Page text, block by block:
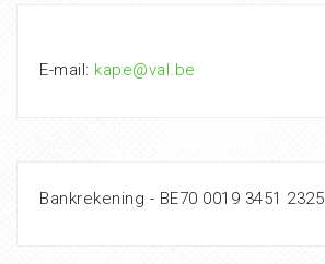
E-mail: kape@val.be
Bankrekening - BE70 0019 3451 2325